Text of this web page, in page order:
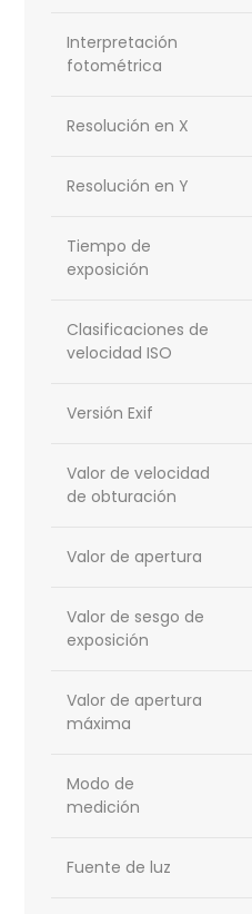
Interpretación
fotométrica
Resolución en X
Resolución en Y
Tiempo de
exposición
Clasificaciones de
velocidad ISO
Versión Exif
Valor de velocidad
de obturación
Valor de apertura
Valor de sesgo de
exposición
Valor de apertura
máxima
Modo de
medición
Fuente de luz